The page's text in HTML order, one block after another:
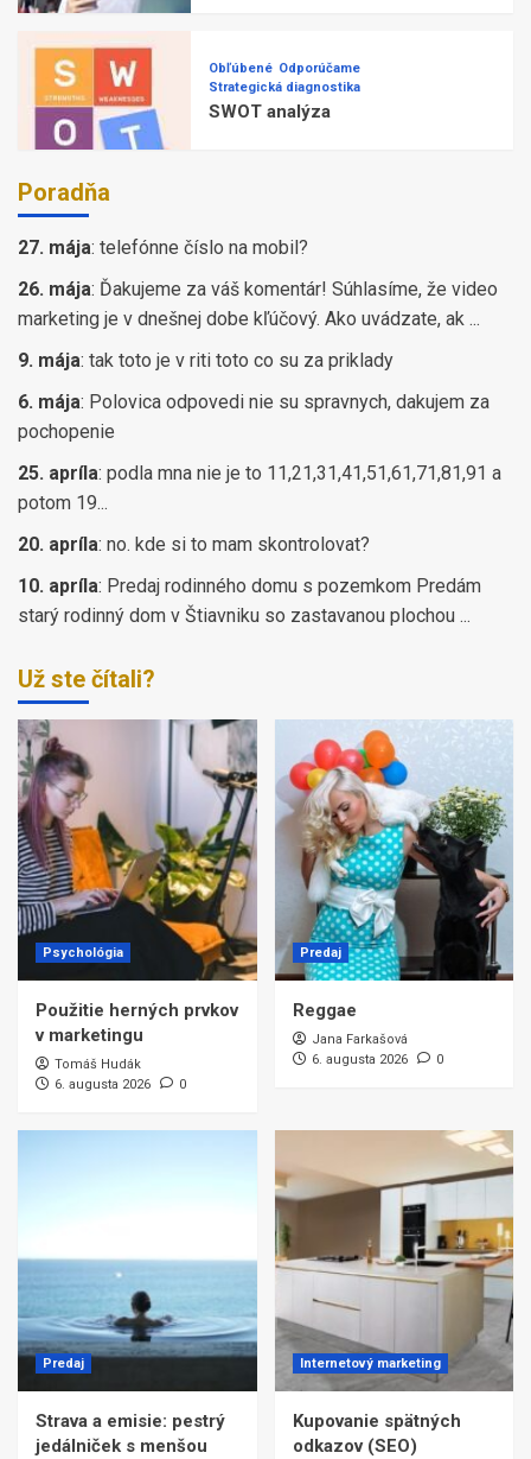
Obľúbené Odporúčame
Strategická diagnostika
SWOT analýza
Poradňa
27. mája: telefónne číslo na mobil?
26. mája: Ďakujeme za váš komentár! Súhlasíme, že video
marketing je v dnešnej dobe kľúčový. Ako uvádzate, ak ...
9. mája: tak toto je v riti toto co su za priklady
6. mája: Polovica odpovedi nie su spravnych, dakujem za
pochopenie
25. apríla: podla mna nie je to 11,21,31,41,51,61,71,81,91 a
potom 19...
20. apríla: no. kde si to mam skontrolovat?
10. apríla: Predaj rodinného domu s pozemkom Predám
starý rodinný dom v Štiavniku so zastavanou plochou ...
Už ste čítali?
Psychológia
Použitie herných prvkov
v marketingu
Tomáš Hudák
6. augusta 2026
0
Predaj
Reggae
Jana Farkašová
6. augusta 2026
0
Predaj
Strava a emisie: pestrý
jedálniček s menšou
Internetový marketing
Kupovanie spätných
odkazov (SEO)